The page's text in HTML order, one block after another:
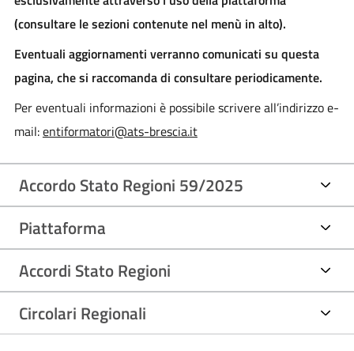
(consultare le sezioni contenute nel menù in alto).
Eventuali aggiornamenti verranno comunicati su questa
pagina, che si raccomanda di consultare periodicamente.
Per eventuali informazioni è possibile scrivere all’indirizzo e-
mail:entiformatori@ats-brescia.it
Accordo Stato Regioni 59/2025
Piattaforma
Accordi Stato Regioni
Circolari Regionali